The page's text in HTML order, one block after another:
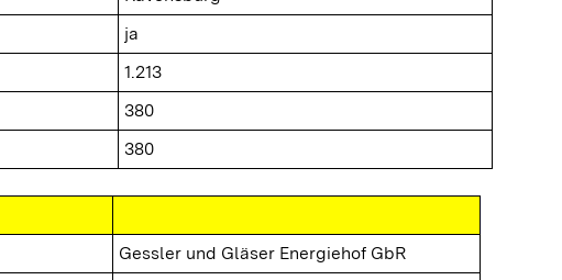
ja
1.213
380
380
Gessler und Gläser Energiehof GbR